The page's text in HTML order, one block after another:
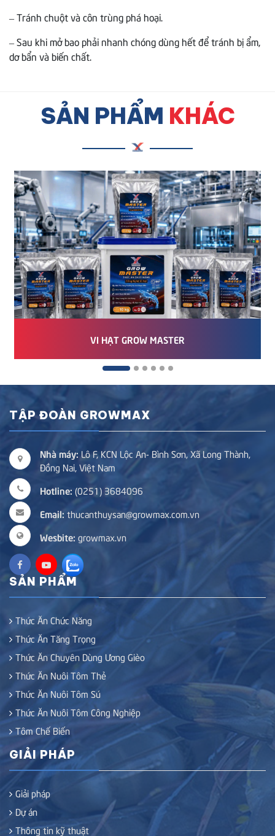
– Tránh chuột và côn trùng phá hoại.
– Sau khi mở bao phải nhanh chóng dùng hết để tránh bị ẩm,
dơ bẩn và biến chất.
SẢN PHẨM KHÁC
VI HẠT GROW MASTER
TẬP ĐOÀN GROWMAX
Nhà máy: Lô F, KCN Lộc An- Bình Sơn, Xã Long Thành,
Đồng Nai, Việt Nam
Hotline: (0251) 3684096
Email: thucanthuysan@growmax.com.vn
Wesbite: growmax.vn
SẢN PHẨM
Thức Ăn Chức Năng
Thức Ăn Tăng Trọng
Thức Ăn Chuyên Dùng Ương Gièo
Thức Ăn Nuôi Tôm Thẻ
Thức Ăn Nuôi Tôm Sú
Thức Ăn Nuôi Tôm Công Nghiệp
Tôm Chế Biến
GIẢI PHÁP
Giải pháp
Dự án
Thông tin kỹ thuật